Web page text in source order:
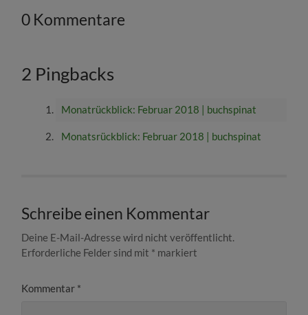
0 Kommentare
2 Pingbacks
Monatrückblick: Februar 2018 | buchspinat
Monatsrückblick: Februar 2018 | buchspinat
Schreibe einen Kommentar
Deine E-Mail-Adresse wird nicht veröffentlicht.
Erforderliche Felder sind mit * markiert
Kommentar *